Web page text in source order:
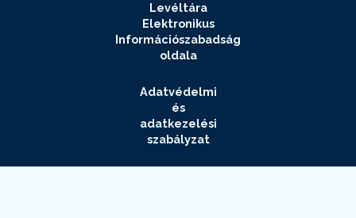
Levéltára
Elektronikus
Információszabadság
oldala
Adatvédelmi
és
adatkezelési
szabályzat